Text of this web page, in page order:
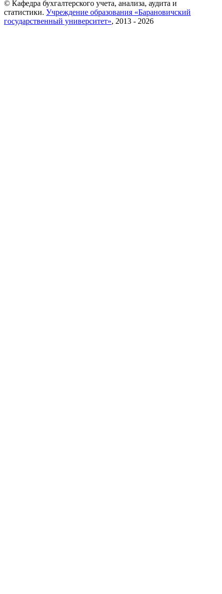
© Кафедра бухгалтерского учета, анализа, аудита и
статистики. Учреждение образования «Барановичский
государственный университет», 2013 - 2026